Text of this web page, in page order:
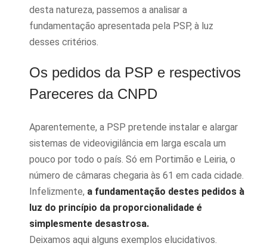
desta natureza, passemos a analisar a
fundamentação apresentada pela PSP, à luz
desses critérios.
Os pedidos da PSP e respectivos
Pareceres da CNPD
Aparentemente, a PSP pretende instalar e alargar
sistemas de videovigilância em larga escala um
pouco por todo o país. Só em Portimão e Leiria, o
número de câmaras chegaria às 61 em cada cidade.
Infelizmente, a fundamentação destes pedidos à
luz do princípio da proporcionalidade é
simplesmente desastrosa.
Deixamos aqui alguns exemplos elucidativos.